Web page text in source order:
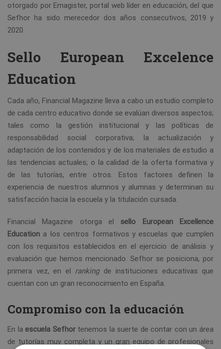
otorgado por Emagister, portal web líder en educación, del que
Sefhor ha sido merecedor dos años consecutivos, 2019 y
2020.
Sello European Excelence
Education
Cada año, Financial Magazine lleva a cabo un estudio completo
de cada centro educativo donde se evalúan diversos aspectos;
tales como la gestión institucional y las políticas de
responsabilidad social corporativa; la actualización y
adaptación de los contenidos y de los materiales de estudio a
las tendencias actuales; o la calidad de la oferta formativa y
de las tutorías, entre otros. Estos factores definen la
experiencia de nuestros alumnos y alumnas y determinan su
satisfacción hacia la escuela y la titulación cursada.
Financial Magazine otorga el sello European Excellence
Education a los centros formativos y escuelas que cumplen
con los requisitos establecidos en el ejercicio de análisis y
evaluación que hemos mencionado. Sefhor se posiciona, por
primera vez, en el ranking de instituciones educativas que
cuentan con un gran reconocimiento en España.
Compromiso con la educación
En laescuela Sefhortenemos la suerte de contar con un área
de tutorías muy completa y un gran equipo de profesionales